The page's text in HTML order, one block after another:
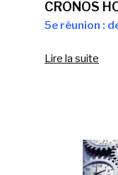
CRONOS
5e réunion :
Lire la suite